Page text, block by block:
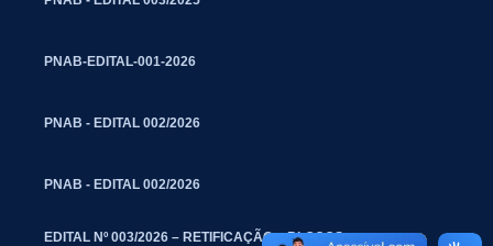
PNAB-EDITAL-001-2026
PNAB - EDITAL 002/2026
PNAB - EDITAL 002/2026
EDITAL Nº 003/2026 – RETIFICAÇÃO – BLOCOS